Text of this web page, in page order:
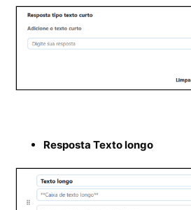
Resposta Texto longo